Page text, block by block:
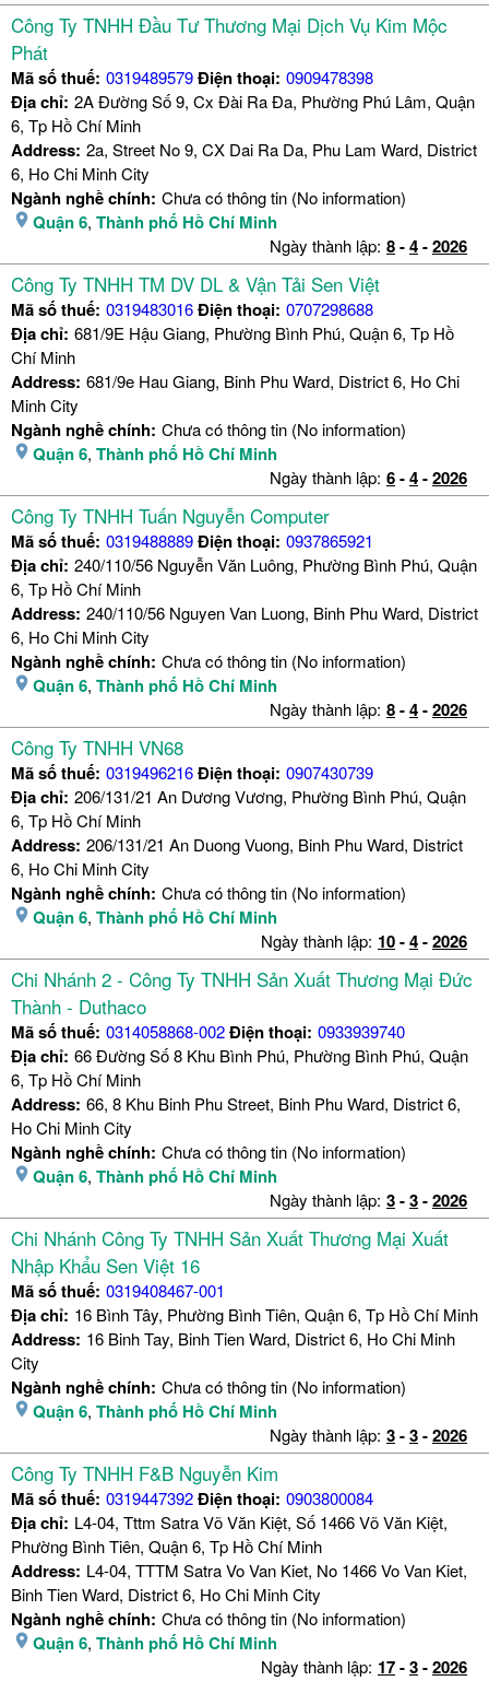
Công Ty TNHH Đầu Tư Thương Mại Dịch Vụ Kim Mộc
Phát
Mã số thuế: 0319489579Điện thoại: 0909478398
Địa chỉ: 2A Đường Số 9, Cx Đài Ra Đa, Phường Phú Lâm, Quận
6, Tp Hồ Chí Minh
Address: 2a, Street No 9, CX Dai Ra Da, Phu Lam Ward, District
6, Ho Chi Minh City
Ngành nghề chính: Chưa có thông tin (No information)
Quận 6, Thành phố Hồ Chí Minh
Ngày thành lập: 8-4-2026
Công Ty TNHH TM DV DL & Vận Tải Sen Việt
Mã số thuế: 0319483016Điện thoại: 0707298688
Địa chỉ: 681/9E Hậu Giang, Phường Bình Phú, Quận 6, Tp Hồ
Chí Minh
Address: 681/9e Hau Giang, Binh Phu Ward, District 6, Ho Chi
Minh City
Ngành nghề chính: Chưa có thông tin (No information)
Quận 6, Thành phố Hồ Chí Minh
Ngày thành lập: 6-4-2026
Công Ty TNHH Tuấn Nguyễn Computer
Mã số thuế: 0319488889Điện thoại: 0937865921
Địa chỉ: 240/110/56 Nguyễn Văn Luông, Phường Bình Phú, Quận
6, Tp Hồ Chí Minh
Address: 240/110/56 Nguyen Van Luong, Binh Phu Ward, District
6, Ho Chi Minh City
Ngành nghề chính: Chưa có thông tin (No information)
Quận 6, Thành phố Hồ Chí Minh
Ngày thành lập: 8-4-2026
Công Ty TNHH VN68
Mã số thuế: 0319496216Điện thoại: 0907430739
Địa chỉ: 206/131/21 An Dương Vương, Phường Bình Phú, Quận
6, Tp Hồ Chí Minh
Address: 206/131/21 An Duong Vuong, Binh Phu Ward, District
6, Ho Chi Minh City
Ngành nghề chính: Chưa có thông tin (No information)
Quận 6, Thành phố Hồ Chí Minh
Ngày thành lập: 10-4-2026
Chi Nhánh 2 - Công Ty TNHH Sản Xuất Thương Mại Đức
Thành - Duthaco
Mã số thuế: 0314058868-002Điện thoại: 0933939740
Địa chỉ: 66 Đường Số 8 Khu Bình Phú, Phường Bình Phú, Quận
6, Tp Hồ Chí Minh
Address: 66, 8 Khu Binh Phu Street, Binh Phu Ward, District 6,
Ho Chi Minh City
Ngành nghề chính: Chưa có thông tin (No information)
Quận 6, Thành phố Hồ Chí Minh
Ngày thành lập: 3-3-2026
Chi Nhánh Công Ty TNHH Sản Xuất Thương Mại Xuất
Nhập Khẩu Sen Việt 16
Mã số thuế: 0319408467-001
Địa chỉ: 16 Bình Tây, Phường Bình Tiên, Quận 6, Tp Hồ Chí Minh
Address: 16 Binh Tay, Binh Tien Ward, District 6, Ho Chi Minh
City
Ngành nghề chính: Chưa có thông tin (No information)
Quận 6, Thành phố Hồ Chí Minh
Ngày thành lập: 3-3-2026
Công Ty TNHH F&B Nguyễn Kim
Mã số thuế: 0319447392Điện thoại: 0903800084
Địa chỉ: L4-04, Tttm Satra Võ Văn Kiệt, Số 1466 Võ Văn Kiệt,
Phường Bình Tiên, Quận 6, Tp Hồ Chí Minh
Address: L4-04, TTTM Satra Vo Van Kiet, No 1466 Vo Van Kiet,
Binh Tien Ward, District 6, Ho Chi Minh City
Ngành nghề chính: Chưa có thông tin (No information)
Quận 6, Thành phố Hồ Chí Minh
Ngày thành lập: 17-3-2026